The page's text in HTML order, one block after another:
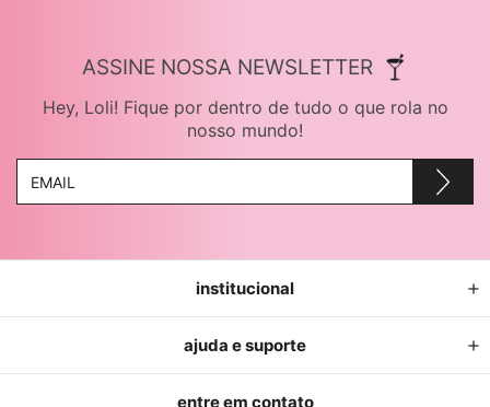
ASSINE NOSSA NEWSLETTER
Hey, Loli! Fique por dentro de tudo o que rola no
nosso mundo!
institucional
ajuda e suporte
entre em contato